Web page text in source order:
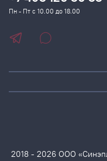
Пн - Пт с 10.00 до 18.00
2018 - 2026 ООО